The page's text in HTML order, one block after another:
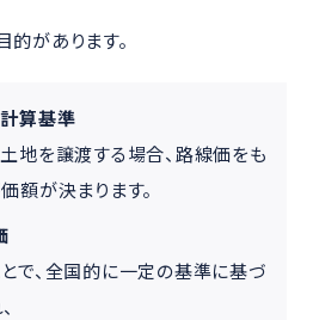
的があります。
算基準
地を譲渡する場合、路線価をも
額が決まります。
で、全国的に一定の基準に基づ